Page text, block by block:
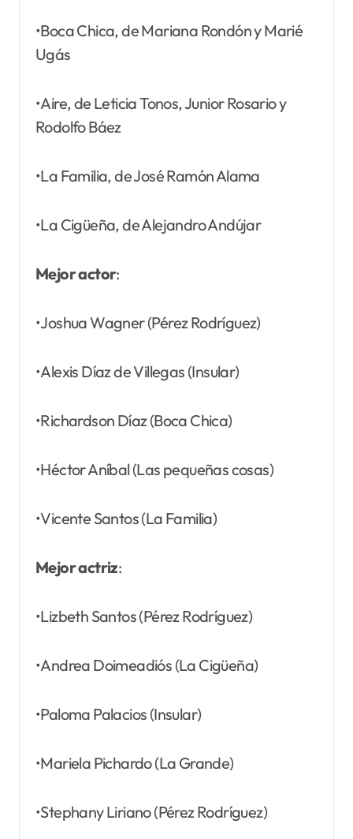
•Boca Chica, de Mariana Rondón y Marié
Ugás
•Aire, de Leticia Tonos, Junior Rosario y
Rodolfo Báez
•La Familia, de José Ramón Alama
•La Cigüeña, de Alejandro Andújar
Mejor actor:
•Joshua Wagner (Pérez Rodríguez)
•Alexis Díaz de Villegas (Insular)
•Richardson Díaz (Boca Chica)
•Héctor Aníbal (Las pequeñas cosas)
•Vicente Santos (La Familia)
Mejor actriz:
•Lizbeth Santos (Pérez Rodríguez)
•Andrea Doimeadiós (La Cigüeña)
•Paloma Palacios (Insular)
•Mariela Pichardo (La Grande)
•Stephany Liriano (Pérez Rodríguez)